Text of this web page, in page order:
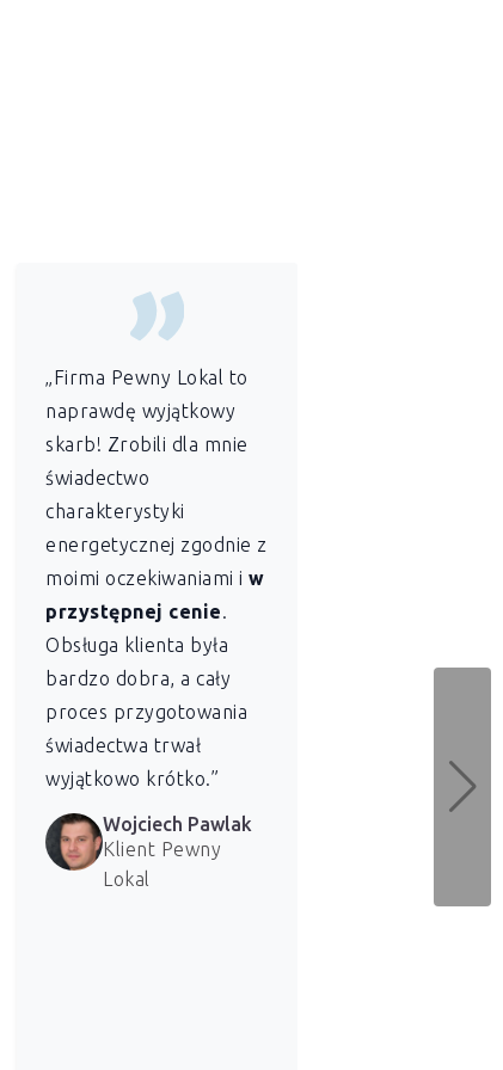
„Firma Pewny Lokal to
naprawdę wyjątkowy
skarb! Zrobili dla mnie
świadectwo
charakterystyki
energetycznej zgodnie z
moimi oczekiwaniami i w
przystępnej cenie.
Obsługa klienta była
bardzo dobra, a cały
proces przygotowania
świadectwa trwał
wyjątkowo krótko.”
Wojciech Pawlak
Klient Pewny
Lokal